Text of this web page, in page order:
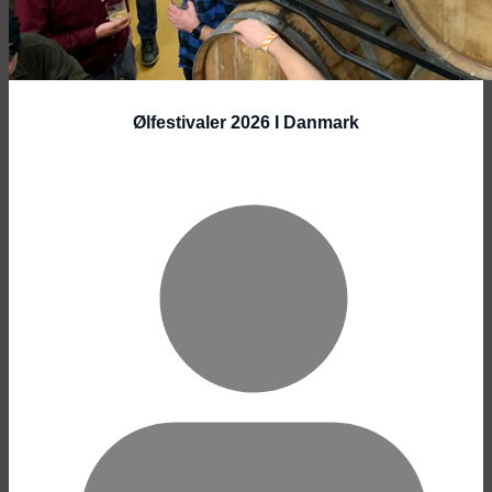
Ølfestivaler 2026 I Danmark